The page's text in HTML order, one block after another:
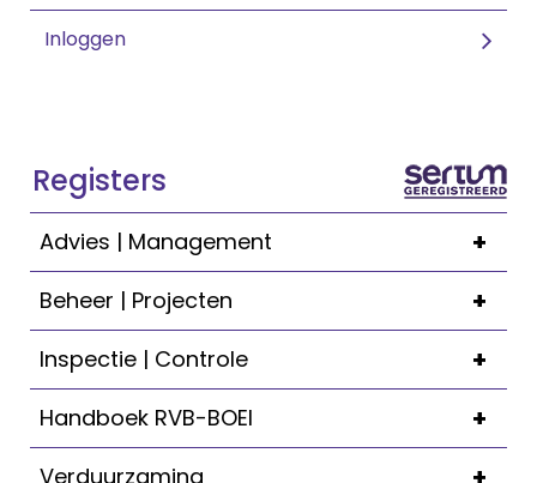
Inloggen
Registers
+
Advies | Management
+
Beheer | Projecten
+
Inspectie | Controle
+
Handboek RVB-BOEI
Verduurzaming